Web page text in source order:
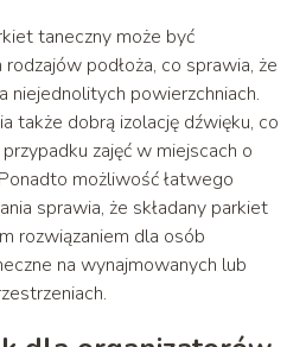
taneczny może być
podłoża, co sprawia, że
niejednolitych powierzchniach.
także dobrą izolację dźwięku, co
zajęć w miejscach o
możliwość łatwego
sprawia, że składany parkiet
rozwiązaniem dla osób
na wynajmowanych lub